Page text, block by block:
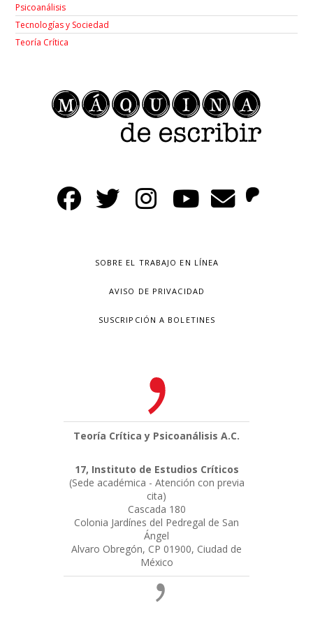
Psicoanálisis
Tecnologías y Sociedad
Teoría Crítica
SOBRE EL TRABAJO EN LÍNEA
AVISO DE PRIVACIDAD
SUSCRIPCIÓN A BOLETINES
Teoría Crítica y Psicoanálisis A.C.
17, Instituto de Estudios Críticos
(Sede académica - Atención con previa
cita)
Cascada 180
Colonia Jardínes del Pedregal de San
Ángel
Alvaro Obregón, CP 01900, Ciudad de
México